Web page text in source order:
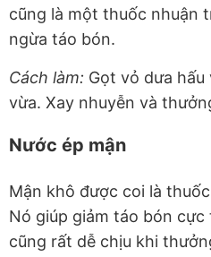
cũng là một thuốc nhuận
ngừa táo bón.
Cách làm: Gọt vỏ dưa
vừa. Xay nhuyễn và
Nước ép mận
Mận khô được coi là
Nó giúp giảm táo bón
cũng rất dễ chịu khi